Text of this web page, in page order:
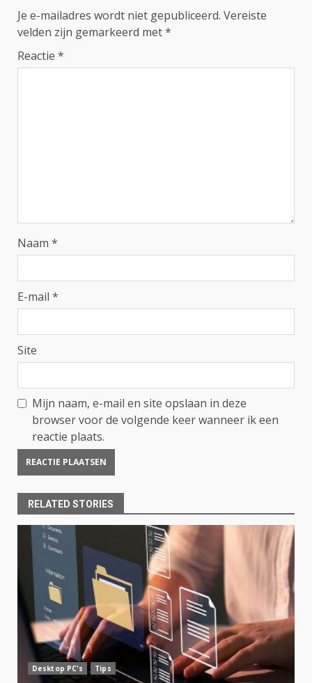
Je e-mailadres wordt niet gepubliceerd. Vereiste
velden zijn gemarkeerd met*
Reactie *
Naam *
E-mail *
Site
Mijn naam, e-mail en site opslaan in deze
browser voor de volgende keer wanneer ik een
reactie plaats.
RELATED STORIES
Desktop PC's Tips